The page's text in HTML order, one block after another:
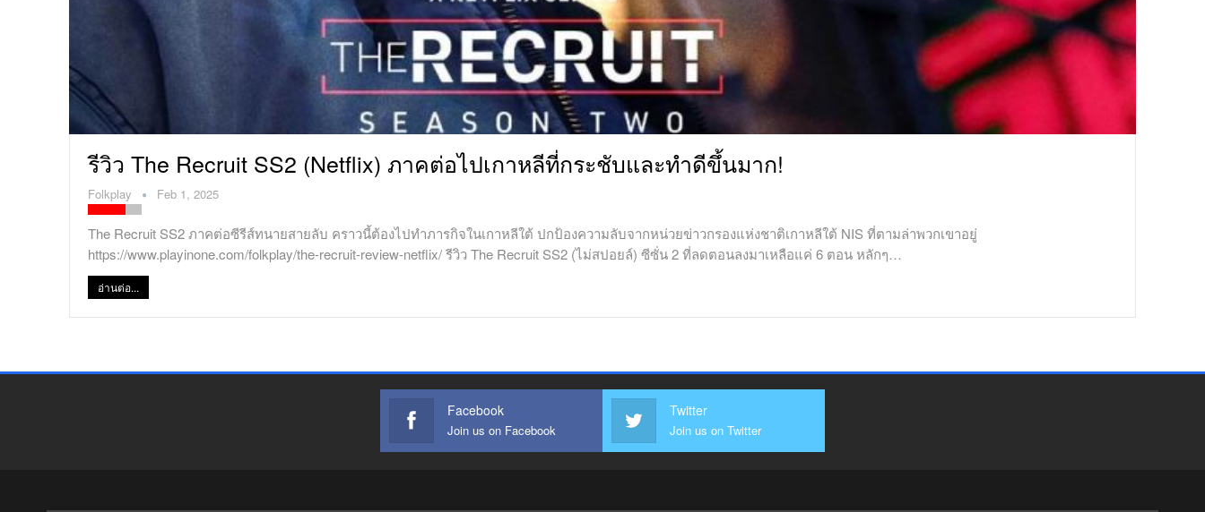
รีวิว The Recruit SS2 (Netflix) ภาคต่อไปเกาหลีที่กระชับและทำดีขึ้นมาก!
Folkplay Feb 1, 2025
The Recruit SS2 ภาคต่อซีรีส์ทนายสายลับ คราวนี้ต้องไปทำภารกิจในเกาหลีใต้ ปกป้องความลับจากหน่วยข่าวกรองแห่งชาติเกาหลีใต้ NIS ที่ตามล่าพวกเขาอยู่
https://www.playinone.com/folkplay/the-recruit-review-netflix/ รีวิว The Recruit SS2 (ไม่สปอยล์) ซีซั่น 2 ที่ลดตอนลงมาเหลือแค่ 6 ตอน หลักๆ…
อ่านต่อ...
Facebook
Join us on Facebook
Twitter
Join us on Twitter